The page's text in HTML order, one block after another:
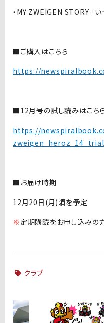
・MY ZWEIGEN STORY 「
■ご購入はこちら
https://
■12月号の試し読みはこち
https://
■お届け時期
12月20日(月)頃を予定
※ 定期購読をお申し込みの
クラブ